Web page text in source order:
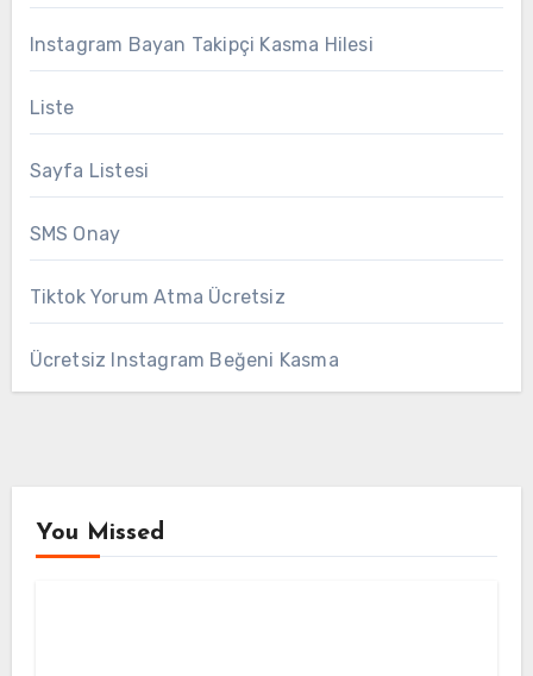
Instagram Bayan Takipçi Kasma Hilesi
Liste
Sayfa Listesi
SMS Onay
Tiktok Yorum Atma Ücretsiz
Ücretsiz Instagram Beğeni Kasma
You Missed